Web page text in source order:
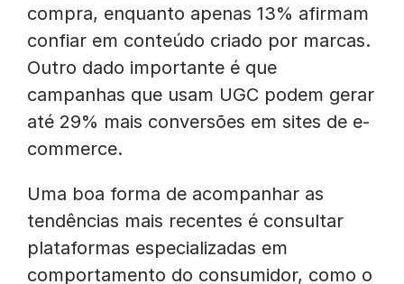
compra, enquanto apenas 13% afirmam
confiar em conteúdo criado por marcas.
Outro dado importante é que
campanhas que usam UGC podem gerar
até 29% mais conversões em sites de e-
commerce.
Uma boa forma de acompanhar as
tendências mais recentes é consultar
plataformas especializadas em
comportamento do consumidor, como o